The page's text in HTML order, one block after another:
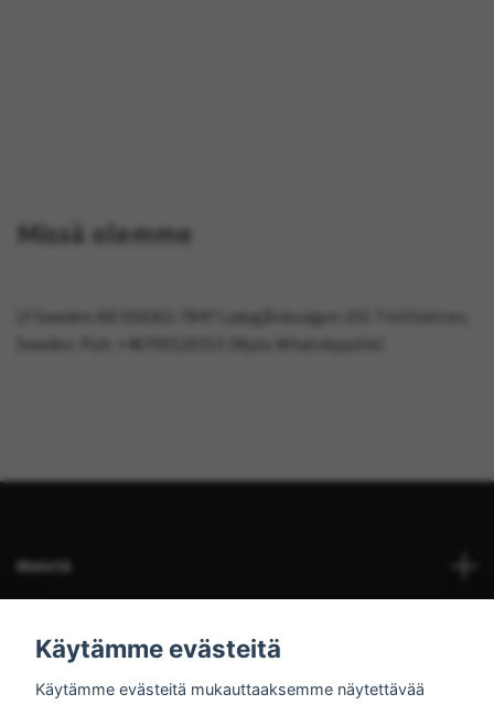
Missä olemme
LY Sweden AB 559262-7847 Ladugårdsvägen 101 Trollhättan,
Meistä
Lue lisää
Käytämme evästeitä
Käytämme evästeitä mukauttaaksemme näytettävää